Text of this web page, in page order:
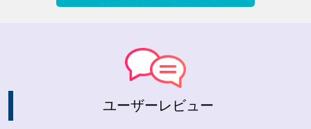
ユーザーレビュー